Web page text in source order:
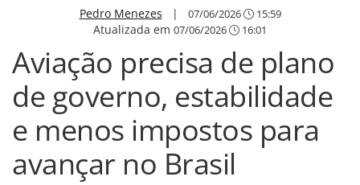
Pedro Menezes | 07/06/2026 15:59
Atualizada em 07/06/2026 16:01
Aviação precisa de plano
de governo, estabilidade
e menos impostos para
avançar no Brasil